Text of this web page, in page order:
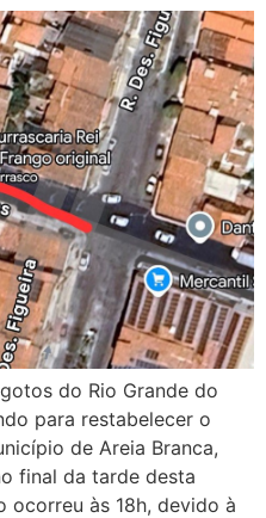
do Rio Grande do
para restabelecer o
de Areia Branca,
final da tarde desta
às 18h, devido à